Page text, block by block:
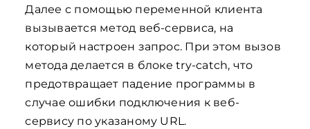
Далее с помощью переменной клиента
вызывается метод веб-сервиса, на
который настроен запрос. При этом вызов
метода делается в блоке try-catch, что
предотвращает падение программы в
случае ошибки подключения к веб-
сервису по указаному URL.